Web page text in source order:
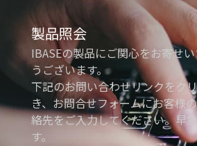
製品照会
IBASEの製品にご関心をお寄せ
うございます。
下記のお問い合わせリンクをク
き、お問合せフォームにお客様
絡先をご入力してください。早
す。